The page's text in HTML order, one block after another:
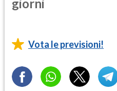
giorni
Vota le previsioni!